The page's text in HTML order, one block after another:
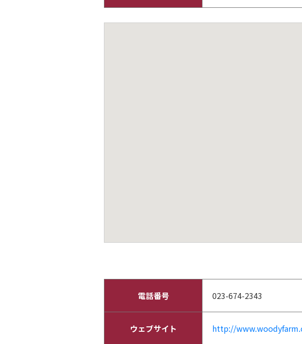
電話番号 023-674-2343
ウェブサイト http://